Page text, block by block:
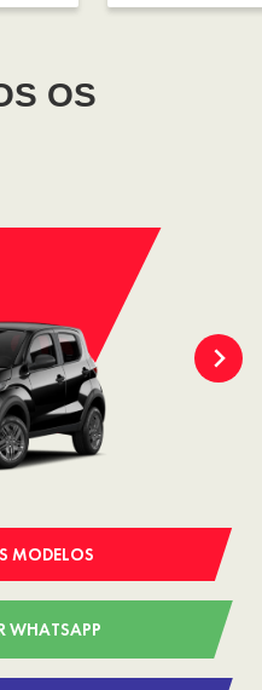
OS
MODELOS
WHATSAPP